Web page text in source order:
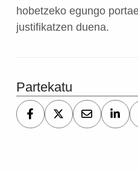
hobetzeko egungo
justifikatzen duena.
Partekatu